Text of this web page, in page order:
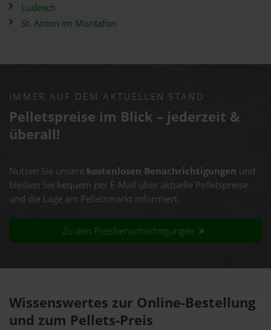
Ludesch
St. Anton im Montafon
IMMER AUF DEM AKTUELLEN STAND
Pelletspreise im Blick – jederzeit &
überall!
Nutzen Sie unsere kostenlosen Benachrichtigungen und
bleiben Sie bequem per E-Mail über aktuelle Pelletspreise
und die Lage am Pelletsmarkt informiert.
Zu den Preisbenachrichtigungen
Wissenswertes zur Online-Bestellung
und zum Pellets-Preis